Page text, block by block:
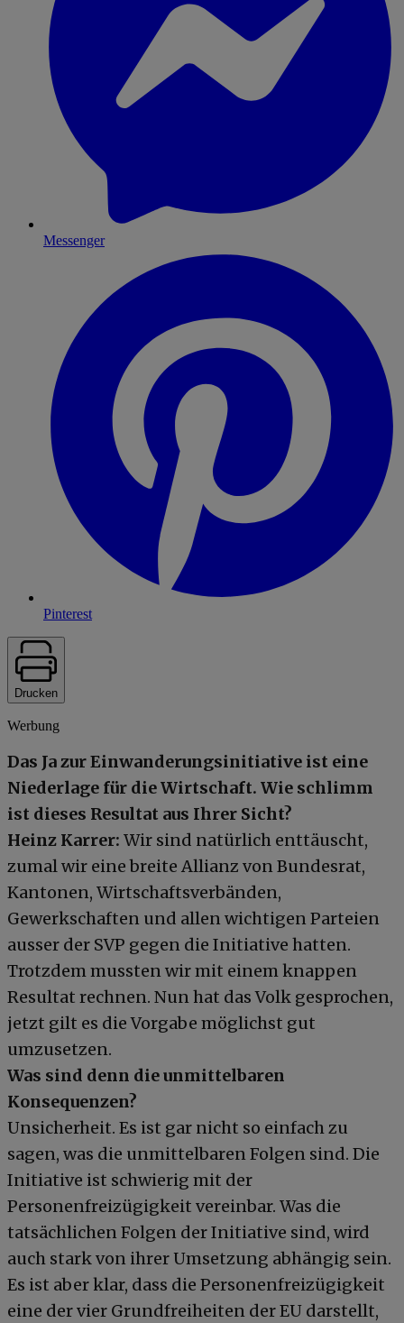
Messenger
Pinterest
Drucken
Werbung
Das Ja zur Einwanderungsinitiative ist eine
Niederlage für die Wirtschaft. Wie schlimm
ist dieses Resultat aus Ihrer Sicht?
Heinz Karrer: Wir sind natürlich enttäuscht,
zumal wir eine breite Allianz von Bundesrat,
Kantonen, Wirtschaftsverbänden,
Gewerkschaften und allen wichtigen Parteien
ausser der SVP gegen die Initiative hatten.
Trotzdem mussten wir mit einem knappen
Resultat rechnen. Nun hat das Volk gesprochen,
jetzt gilt es die Vorgabe möglichst gut
umzusetzen.
Was sind denn die unmittelbaren
Konsequenzen?
Unsicherheit. Es ist gar nicht so einfach zu
sagen, was die unmittelbaren Folgen sind. Die
Initiative ist schwierig mit der
Personenfreizügigkeit vereinbar. Was die
tatsächlichen Folgen der Initiative sind, wird
auch stark von ihrer Umsetzung abhängig sein.
Es ist aber klar, dass die Personenfreizügigkeit
eine der vier Grundfreiheiten der EU darstellt,